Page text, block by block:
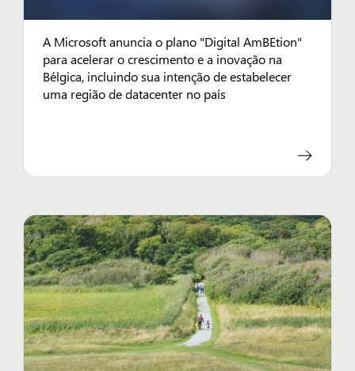
A Microsoft anuncia o plano "Digital AmBEtion"
para acelerar o crescimento e a inovação na
Bélgica, incluindo sua intenção de estabelecer
uma região de datacenter no país